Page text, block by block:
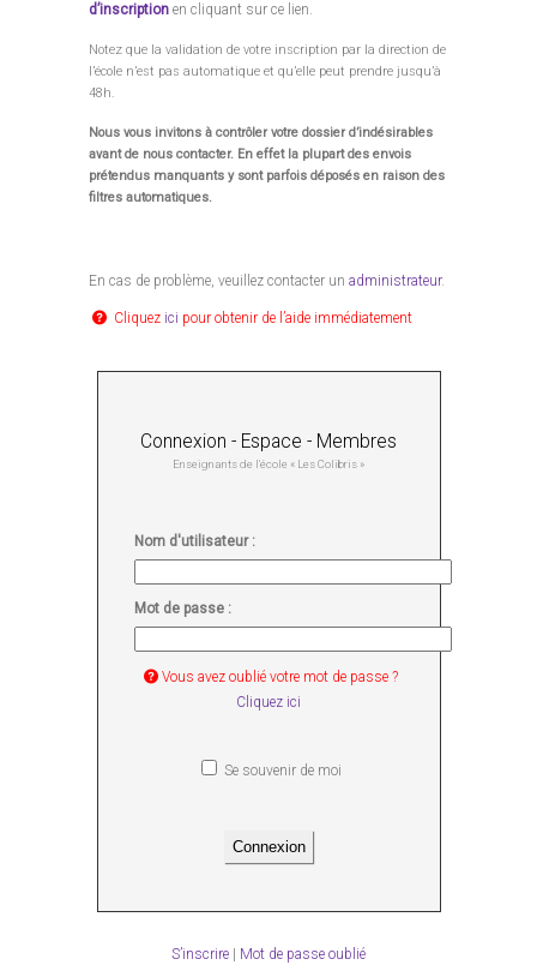
d’inscription en cliquant sur ce lien.
Notez que la validation de votre inscription par la direction de
l’école n’est pas automatique et qu’elle peut prendre jusqu’à
48h.
Nous vous invitons à contrôler votre dossier d’indésirables
avant de nous contacter. En effet la plupart des envois
prétendus manquants y sont parfois déposés en raison des
filtres automatiques.
En cas de problème, veuillez contacter un administrateur.
Cliquez ici pour obtenir de l’aide immédiatement
Connexion - Espace - Membres
Enseignants de l'école « Les Colibris »
Nom d'utilisateur :
Mot de passe :
Vous avez oublié votre mot de passe ?
Cliquez ici
Se souvenir de moi
S’inscrire | Mot de passe oublié